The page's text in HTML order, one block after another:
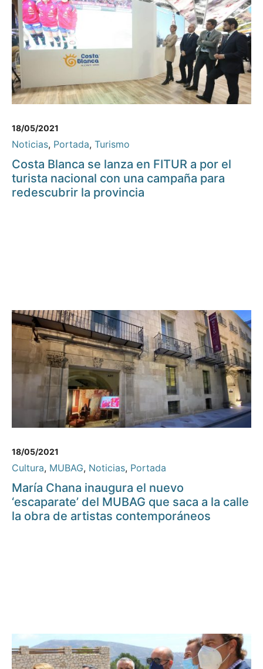
18/05/2021
Noticias, Portada, Turismo
Costa Blanca se lanza en FITUR a por el
turista nacional con una campaña para
redescubrir la provincia
18/05/2021
Cultura, MUBAG, Noticias, Portada
María Chana inaugura el nuevo
‘escaparate’ del MUBAG que saca a la calle
la obra de artistas contemporáneos